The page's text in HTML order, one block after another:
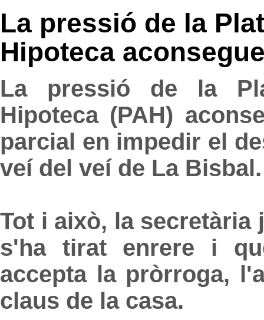
La pressió de la
Hipoteca
La pressió de la
Hipoteca (PAH)
parcial en impedir el
veí del veí de La Bisbal.
Tot i això, la
s'ha tirat enrere i
accepta la pròrroga,
claus de la casa.